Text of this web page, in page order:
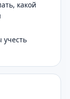
какой